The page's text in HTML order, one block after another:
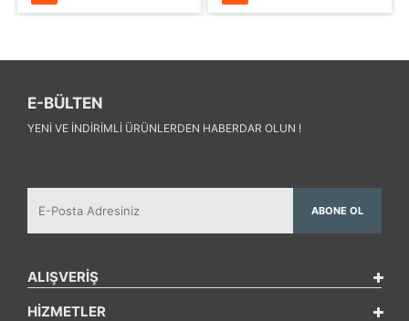
E-BÜLTEN
YENI VE INDIRIMLI ÜRÜNLERDEN HABERDAR OLUN !
ABONE OL
ALIŞVERİŞ
HİZMETLER